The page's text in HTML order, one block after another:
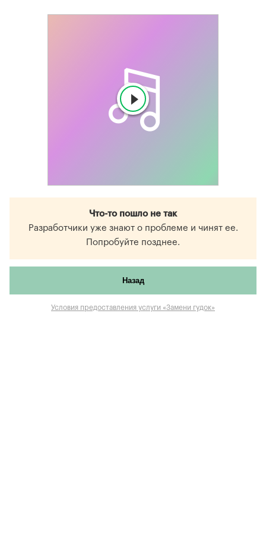
Что-то пошло не так
Разработчики уже знают о проблеме и чинят ее.
Попробуйте позднее.
Назад
Условия предоставления услуги «Замени гудок»